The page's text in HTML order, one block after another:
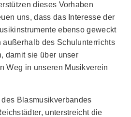
dieses Vorhaben
uns, dass das Interesse der
ebenso geweckt
außerhalb des Schulunterrichts
damit sie über unser
Weg in unseren Musikverein
Blasmusikverbandes
unterstreicht die